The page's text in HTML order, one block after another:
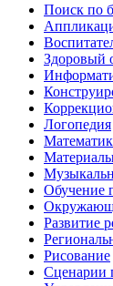
Поиск по
Здоровый
Логопедия
Обучение
Развитие
Рисование
Сценарии